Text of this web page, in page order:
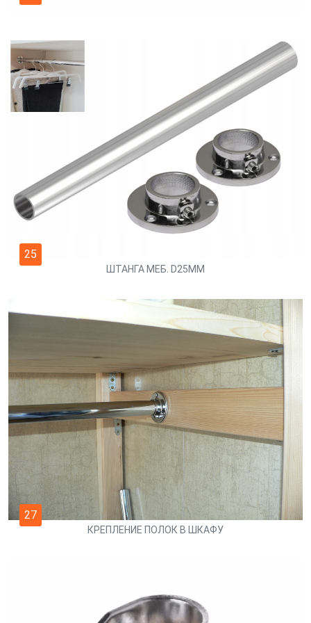
25
ШТАНГА МЕБ. D25MM
27
КРЕПЛЕНИЕ ПОЛОК В ШКАФУ